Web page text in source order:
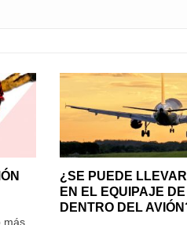
más
¿SE PUEDE
EN EL EQUIPAJE
DENTRO DEL